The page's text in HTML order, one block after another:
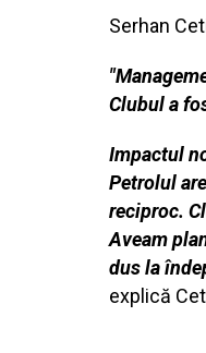
Serhan
Clubul a
Impactul
Petrolul
reciproc.
Aveam
dus la
explică